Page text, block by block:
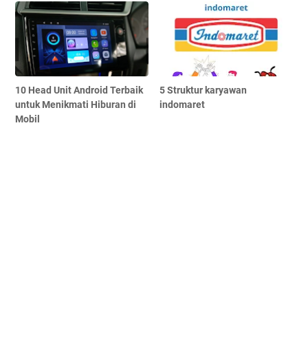
10 Head Unit Android Terbaik
untuk Menikmati Hiburan di
Mobil
5 Struktur karyawan
indomaret